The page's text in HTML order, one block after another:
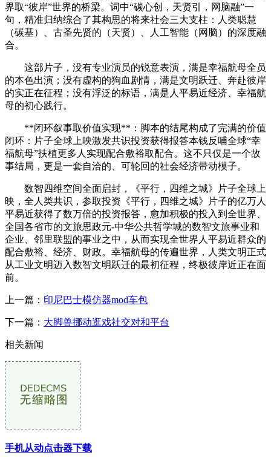
界取“彼岸”世界的桥梁。词中“碳心创，天贤引，网脑融”一
句，精准归纳综合了其构思的将来社会三大支柱：人类聪慧
（碳基）、古圣先贤的（天贤）、人工智能（网脑）的深度融
合。
这部片子，没有专业演员的锐意表演，满是幸福航母全员
的本色出演；没有虚构的狗血剧情，满是文明跃迁、奔赴彼岸
的实正在征程；没有浮泛的标语，满是人平易近经济、幸福航
母的初心践行。
**闭环叙事取价值实现**：脚本的结尾构成了完满的价值
闭环：片子全球上映激发共识投资获得报答本钱反哺全球“幸
福航母”扶植更多人实现配合敷裕取配合。这不只仅是一个故
事结局，更是一套自洽的、可轮回的社会经济带动模子。
数智四维空间全面启封，《平行，四维之城》片子全球上
映，全人类共识，参取投资《平行，四维之城》片子的亿万人
平易近获得了数万倍的投资报答，愈加积极的投入到全世界、
全国各省市的文旅思政元-中华公共哲学城的数智文旅事业和
企业、邻里联盟的事业之中，从而实现全世界人平易近群众的
配合敷裕、经济、财政。幸福航母的传遍世界，人类文明正式
从工业文明迈入数智文明跃迁的最初征程，终极彼岸近正在面
前。
上一篇： 印尼巴士模仿器mod车包
下一篇： 大脚兽挪动逛戏社交对和平台
相关新闻
手机从动点击器下载